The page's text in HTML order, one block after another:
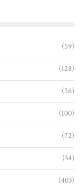
(59)
(128)
(26)
(100)
(72)
(34)
(403)